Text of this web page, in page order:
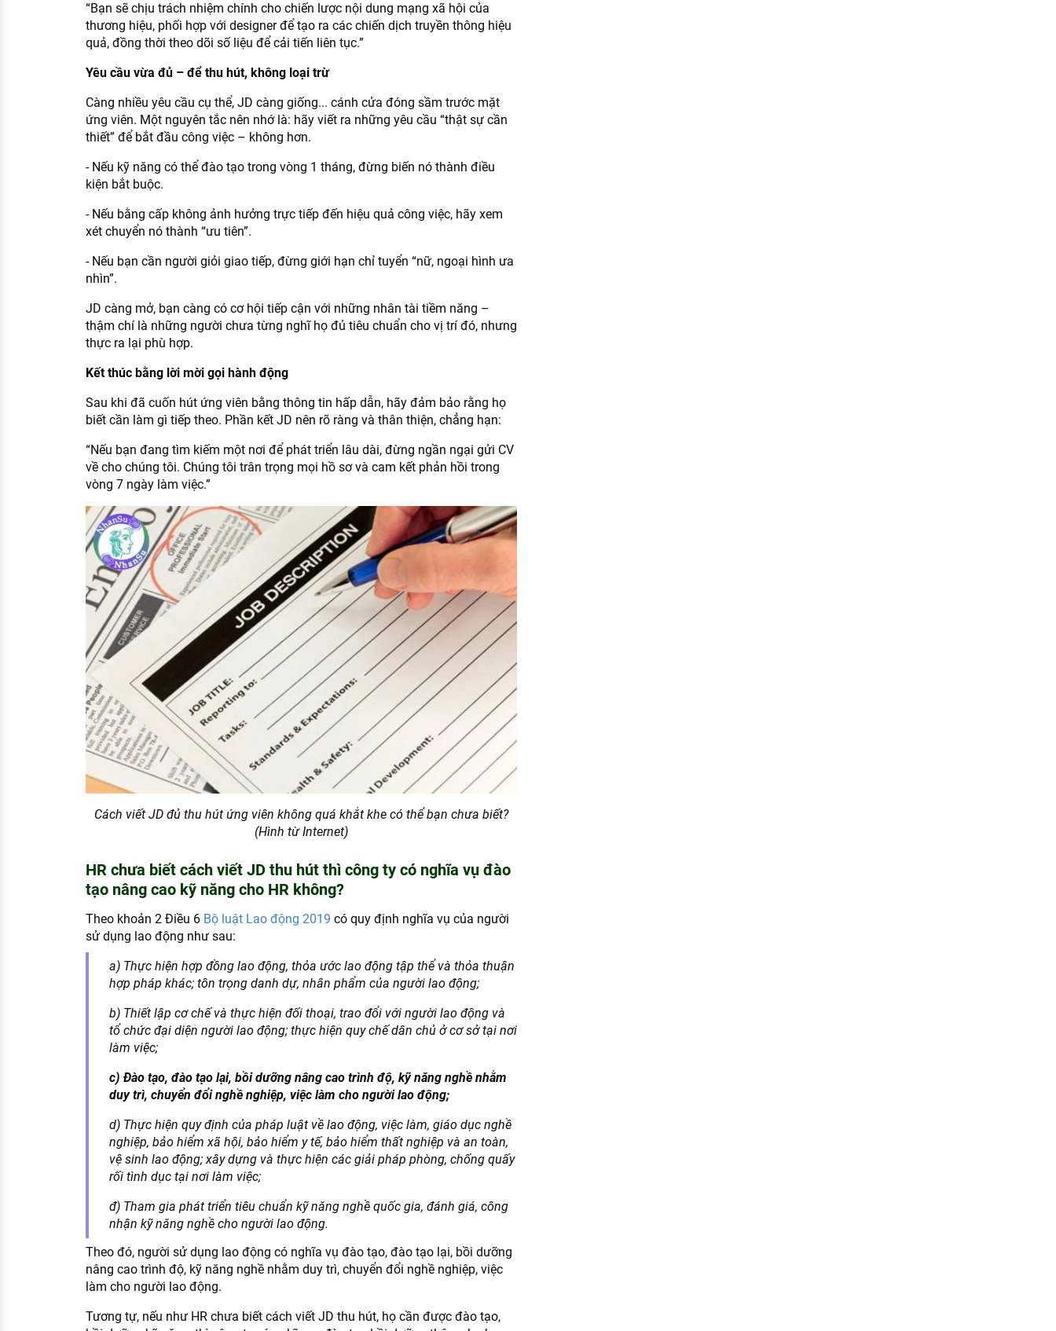
“Bạn sẽ chịu trách nhiệm chính cho chiến lược nội dung mạng xã hội của
thương hiệu, phối hợp với designer để tạo ra các chiến dịch truyền thông hiệu
quả, đồng thời theo dõi số liệu để cải tiến liên tục.”
Yêu cầu vừa đủ – để thu hút, không loại trừ
Càng nhiều yêu cầu cụ thể, JD càng giống... cánh cửa đóng sầm trước mặt
ứng viên. Một nguyên tắc nên nhớ là: hãy viết ra những yêu cầu “thật sự cần
thiết” để bắt đầu công việc – không hơn.
- Nếu kỹ năng có thể đào tạo trong vòng 1 tháng, đừng biến nó thành điều
kiện bắt buộc.
- Nếu bằng cấp không ảnh hưởng trực tiếp đến hiệu quả công việc, hãy xem
xét chuyển nó thành “ưu tiên”.
- Nếu bạn cần người giỏi giao tiếp, đừng giới hạn chỉ tuyển “nữ, ngoại hình ưa
nhìn”.
JD càng mở, bạn càng có cơ hội tiếp cận với những nhân tài tiềm năng –
thậm chí là những người chưa từng nghĩ họ đủ tiêu chuẩn cho vị trí đó, nhưng
thực ra lại phù hợp.
Kết thúc bằng lời mời gọi hành động
Sau khi đã cuốn hút ứng viên bằng thông tin hấp dẫn, hãy đảm bảo rằng họ
biết cần làm gì tiếp theo. Phần kết JD nên rõ ràng và thân thiện, chẳng hạn:
“Nếu bạn đang tìm kiếm một nơi để phát triển lâu dài, đừng ngần ngại gửi CV
về cho chúng tôi. Chúng tôi trân trọng mọi hồ sơ và cam kết phản hồi trong
vòng 7 ngày làm việc.”
Cách viết JD đủ thu hút ứng viên không quá khắt khe có thể bạn chưa biết?
(Hình từ Internet)
HR chưa biết cách viết JD thu hút thì công ty có nghĩa vụ đào
tạo nâng cao kỹ năng cho HR không?
Theo khoản 2 Điều 6 Bộ luật Lao động 2019 có quy định nghĩa vụ của người
sử dụng lao động như sau:
a) Thực hiện hợp đồng lao động, thỏa ước lao động tập thể và thỏa thuận
hợp pháp khác; tôn trọng danh dự, nhân phẩm của người lao động;
b) Thiết lập cơ chế và thực hiện đối thoại, trao đổi với người lao động và
tổ chức đại diện người lao động; thực hiện quy chế dân chủ ở cơ sở tại nơi
làm việc;
c) Đào tạo, đào tạo lại, bồi dưỡng nâng cao trình độ, kỹ năng nghề nhằm
duy trì, chuyển đổi nghề nghiệp, việc làm cho người lao động;
d) Thực hiện quy định của pháp luật về lao động, việc làm, giáo dục nghề
nghiệp, bảo hiểm xã hội, bảo hiểm y tế, bảo hiểm thất nghiệp và an toàn,
vệ sinh lao động; xây dựng và thực hiện các giải pháp phòng, chống quấy
rối tình dục tại nơi làm việc;
đ) Tham gia phát triển tiêu chuẩn kỹ năng nghề quốc gia, đánh giá, công
nhận kỹ năng nghề cho người lao động.
Theo đó, người sử dụng lao động có nghĩa vụ đào tạo, đào tạo lại, bồi dưỡng
nâng cao trình độ, kỹ năng nghề nhằm duy trì, chuyển đổi nghề nghiệp, việc
làm cho người lao động.
Tương tự, nếu như HR chưa biết cách viết JD thu hút, họ cần được đào tạo,